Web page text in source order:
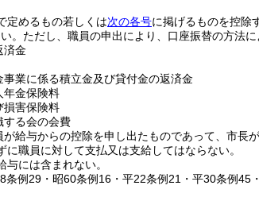
定めるもの若しくは次の各号に掲げるものを控除
。 ただし、職員の申出により、口座振替の方法に
済金
業に係る積立金及び貸付金の返済金
年金保険料
損害保険料
する会の会費
給与からの控除を申し出たものであって、市長
職員に対して支払又は支給してはならない。
には含まれない。
条例29・昭60条例16・平22条例21・平30条例45